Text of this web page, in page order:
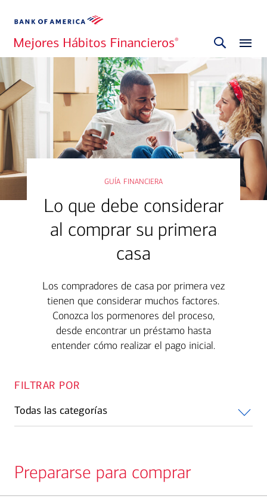
guía financiera
Lo que debe considerar
al comprar su primera
casa
Los compradores de casa por primera vez
tienen que considerar muchos factores.
Conozca los pormenores del proceso,
desde encontrar un préstamo hasta
entender cómo realizar el pago inicial.
FILTRAR POR
Todas las categorías
Prepararse para comprar